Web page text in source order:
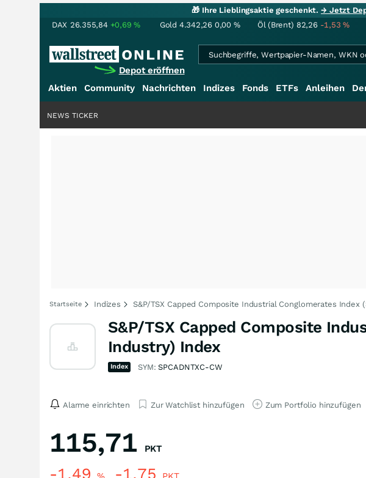
🎁 Ihre Lieblingsaktie geschenkt.→ Jetzt
DAX 26.355,84 +0,69% Gold 4.342,26 0,00 % Öl (Brent) 82,26 -1,53%
Depot eröffnen
Aktien Community Nachrichten Indizes Fonds ETFs Anleihen
NEWS TICKER
Startseite Indizes S&P/TSX Capped Composite Industrial Conglomerates Index
S&P/TSX Capped Composite
Industry) Index
Index SYM:SPCADNTXC-CW
Alarme einrichten Zur Watchlist hinzufügen Zum Portfolio hinzufügen
115,71 PKT
-1,49 -1,75